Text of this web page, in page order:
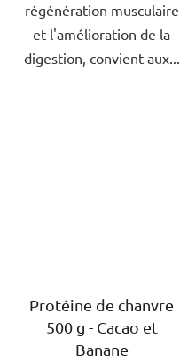
régénération musculaire
et l'amélioration de la
digestion, convient aux...
Protéine de chanvre
500 g - Cacao et
Banane